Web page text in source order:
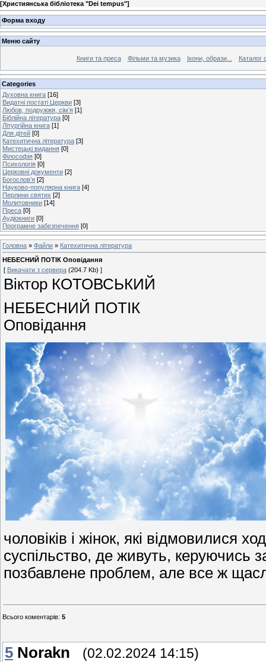
[Християнська бібліотека "Dei tempus"]
Форма входу
Меню сайту
Книги та преса Фільми та музика Ікони, образи... Каталог
Categories
Духовна книга [16]
Видатні постаті Церкви [3]
Любов, подружжя, сім’я [1]
Біблійна література [0]
Літургійна книга [1]
Для дітей [0]
Катехитична література [3]
Мистецькі видання [0]
Філософія [0]
Психологія [0]
Церковні документи [2]
Богослов’я [2]
Науково-популярна книга [4]
Перлини святих [2]
Молитовники [14]
Преса [0]
Аудіокниги [0]
Програмне забезпечення [0]
Головна » Файли » Катехитична література
НЕБЕСНИЙ ПОТІК Оповідання
[ Викачати з сервера (204.7 Kb) ]
Віктор КОТОВСЬКИЙ
НЕБЕСНИЙ ПОТІК
Оповідання
чоловіків і жінок, які відмовилися
суспільство, де живуть, керуючись
позбавлене проблем, але все ж
Всього коментарів: 5
5 Norakn (02.02.2024 14:15)